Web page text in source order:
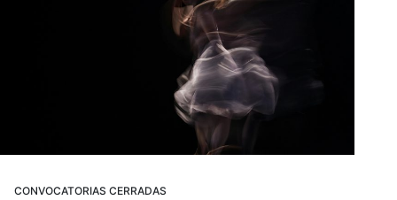
CONVOCATORIAS CERRADAS